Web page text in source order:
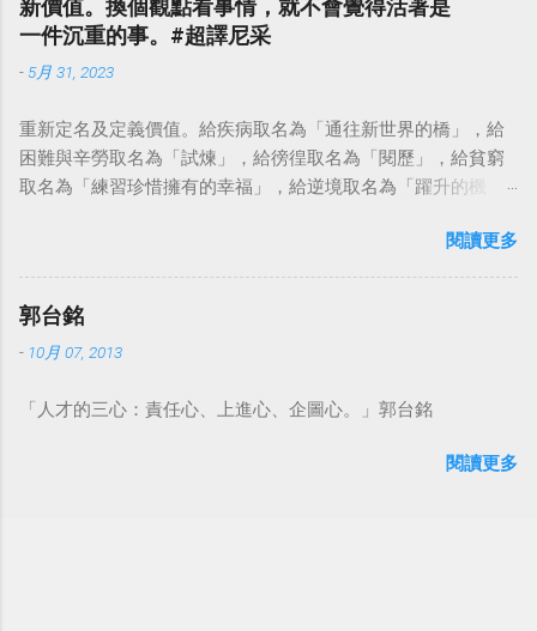
新價值。換個觀點看事情，就不會覺得活著是
一件沉重的事。#超譯尼采
- 5月 31, 2023
重新定名及定義價值。給疾病取名為「通往新世界的橋」，給
困難與辛勞取名為「試煉」，給徬徨取名為「閱歷」，給貧窮
取名為「練習珍惜擁有的幸福」，給逆境取名為「躍升的機
點看事情，就不會覺得活著是一件沉重的事。#超譯尼采 — 中
華名言 - Chinese Quotes (@chinese_quotes) May 23, 2023
閱讀更多
郭台銘
- 10月 07, 2013
「人才的三心：責任心、上進心、企圖心。」郭台銘
閱讀更多